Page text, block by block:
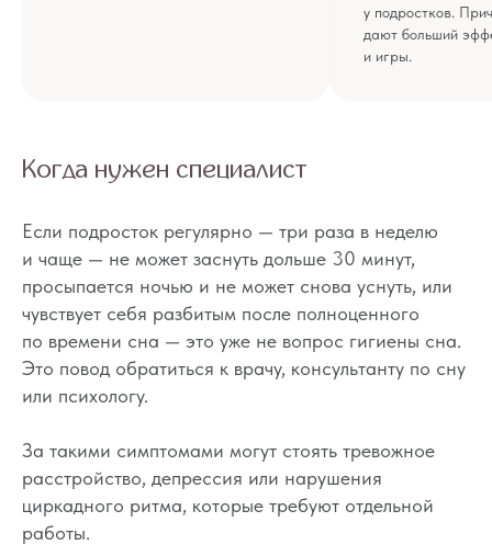
у подростков.
дают больший
и игры.
Когда нужен специалист
Если подросток регулярно — три раза в неделю
и чаще — не может заснуть дольше 30 минут,
просыпается ночью и не может снова уснуть, или
чувствует себя разбитым после полноценного
по времени сна — это уже не вопрос гигиены сна.
Это повод обратиться к врачу, консультанту по сну
или психологу.
За такими симптомами могут стоять тревожное
расстройство, депрессия или нарушения
циркадного ритма, которые требуют отдельной
работы.